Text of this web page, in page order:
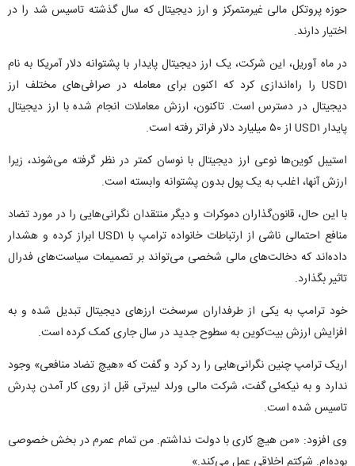
حوزه پروتکل مالی غیرمتمرکز و ارز دیجیتال که سال گذشته تاسیس شد را در
اختیار دارند.
در ماه آوریل، این شرکت، یک ارز دیجیتال پایدار با پشتوانه دلار آمریکا به نام
USD۱ را راه‌اندازی کرد که اکنون برای معامله در صرافی‌های مختلف ارز
دیجیتال در دسترس است. تاکنون، ارزش معاملات انجام شده با ارز دیجیتال
پایدار USD۱ از ۵۰ میلیارد دلار فراتر رفته است.
استیبل کوین‌ها نوعی ارز دیجیتال با نوسان کمتر در نظر گرفته می‌شوند، زیرا
ارزش آنها، اغلب به یک پول بدون پشتوانه وابسته است.
با این حال، قانون‌گذاران دموکرات و دیگر منتقدان نگرانی‌هایی را در مورد تضاد
منافع احتمالی ناشی از ارتباطات خانواده ترامپ با USD۱ ابراز کرده و هشدار
داده‌اند که دخالت‌های مالی شخصی می‌تواند بر تصمیمات سیاست‌های فدرال
تاثیر بگذارد.
خود ترامپ به یکی از طرفداران سرسخت ارزهای دیجیتال تبدیل شده و به
افزایش ارزش بیت‌کوین به سطوح جدید در سال جاری کمک کرده است.
اریک ترامپ چنین نگرانی‌هایی را رد کرد و گفت که «هیچ تضاد منافعی» وجود
ندارد و به نیکه‌ئی گفت، شرکت مالی ورلد لیبرتی قبل از روی کار آمدن پدرش
تاسیس شده است.
وی افزود: «من هیچ کاری با دولت نداشتم. من تمام عمرم در بخش خصوصی
بوده‌ام. شرکتم اخلاقی عمل می‌کند.»